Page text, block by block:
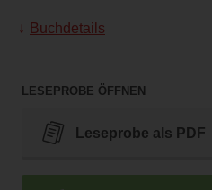
Buchdetails
LESEPROBE ÖFFNEN
Leseprobe als PDF